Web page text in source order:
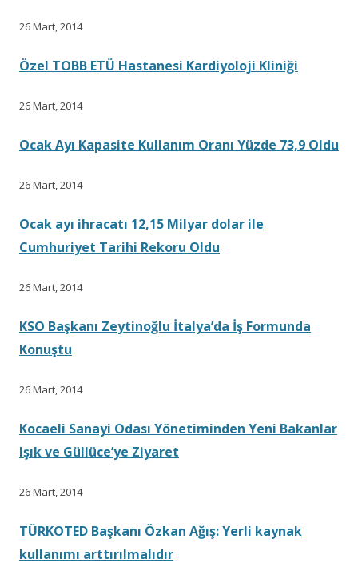
26 Mart, 2014
Özel TOBB ETÜ Hastanesi Kardiyoloji Kliniği
26 Mart, 2014
Ocak Ayı Kapasite Kullanım Oranı Yüzde 73,9 Oldu
26 Mart, 2014
Ocak ayı ihracatı 12,15 Milyar dolar ile
Cumhuriyet Tarihi Rekoru Oldu
26 Mart, 2014
KSO Başkanı Zeytinoğlu İtalya’da İş Formunda
Konuştu
26 Mart, 2014
Kocaeli Sanayi Odası Yönetiminden Yeni Bakanlar
Işık ve Güllüce’ye Ziyaret
26 Mart, 2014
TÜRKOTED Başkanı Özkan Ağış: Yerli kaynak
kullanımı arttırılmalıdır